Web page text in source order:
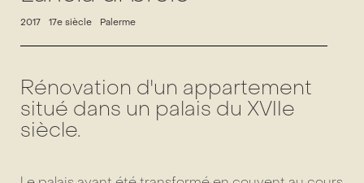
2017 17e siècle Palerme
Rénovation d'un appartement
situé dans un palais du XVIIe
siècle.